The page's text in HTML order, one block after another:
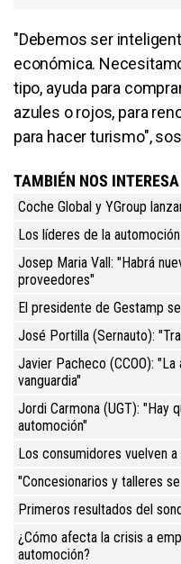
"Debemos ser
económica.
tipo, ayuda para
azules o rojos, para
para hacer turismo",
TAMBIÉN NOS INTERESA
Coche Global y YGroup
Los líderes de la
Josep Maria Vall: "Habrá
proveedores"
El presidente de Gestamp
José Portilla (Sernauto):
Javier Pacheco (CCOO):
vanguardia"
Jordi Carmona (UGT): "Hay
automoción"
Los consumidores vuelven
"Concesionarios y talleres
Primeros resultados del
¿Cómo afecta la crisis a
automoción?